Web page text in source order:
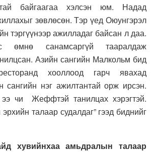
байгаагаа хэлсэн юм. Надад
зөвлөсөн. Тэр үед Оюунгэрэл
тэргүүнээр ажилладаг байсан л даа.
өмнө санамсаргүй тааралдаж
Азийн сангийн Малкольм бид
хооллоод гарч явахад
сангийн нэг ажилтантай орж ирсэн.
ээ чи Жеффтэй танилцах хэрэгтэй.
талаар судалдаг” гээд биднийг
хувийнхаа амьдралын талаар